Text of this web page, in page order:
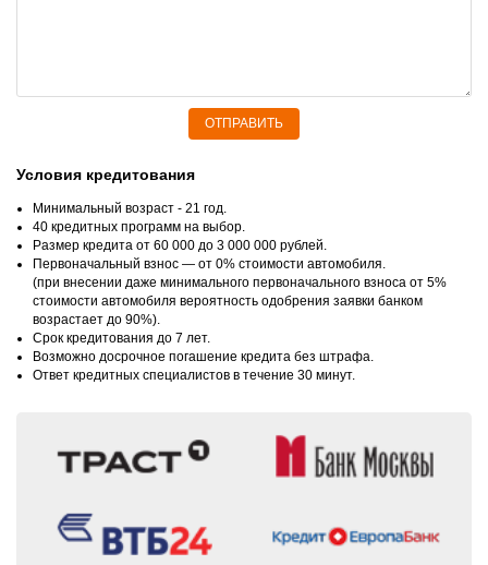
ОТПРАВИТЬ
Условия кредитования
Минимальный возраст - 21 год.
40 кредитных программ на выбор.
Размер кредита от 60 000 до 3 000 000 рублей.
Первоначальный взнос — от 0% стоимости автомобиля.
(при внесении даже минимального первоначального взноса от 5%
стоимости автомобиля вероятность одобрения заявки банком
возрастает до 90%).
Срок кредитования до 7 лет.
Возможно досрочное погашение кредита без штрафа.
Ответ кредитных специалистов в течение 30 минут.